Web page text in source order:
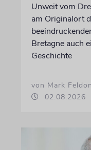
Unweit vom
am Originalort
Bretagne auch
Geschichte
von Mark Feldon
02.08.2026